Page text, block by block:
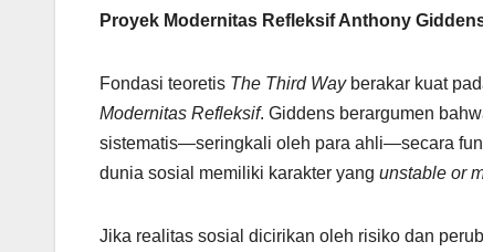
Proyek Modernitas Refleksif Anthony
Fondasi teoretis The Third Wayberakar kuat
Modernitas Refleksif. Giddens berargumen
sistematis—seringkali oleh para ahli—secara
dunia sosial memiliki karakter yang unstable or
Jika realitas sosial dicirikan oleh risiko dan